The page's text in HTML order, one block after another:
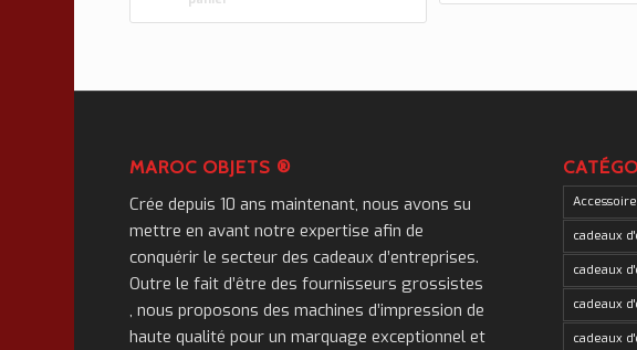
MAROC OBJETS ®
Crée depuis 10 ans maintenant, nous avons su
mettre en avant notre expertise afin de
conquérir le secteur des cadeaux d’entreprises.
Outre le fait d’être des fournisseurs grossistes
, nous proposons des machines d’impression de
haute qualité pour un marquage exceptionnel et
cadeaux
cadeaux
cadeaux
cadeaux